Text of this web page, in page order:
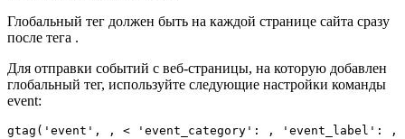
Глобальный тег должен быть на каждой странице сайта сразу
после тега .
Для отправки событий с веб-страницы, на которую добавлен
глобальный тег, используйте следующие настройки команды
event:
gtag('event', , < 'event_category': , 'event_label':